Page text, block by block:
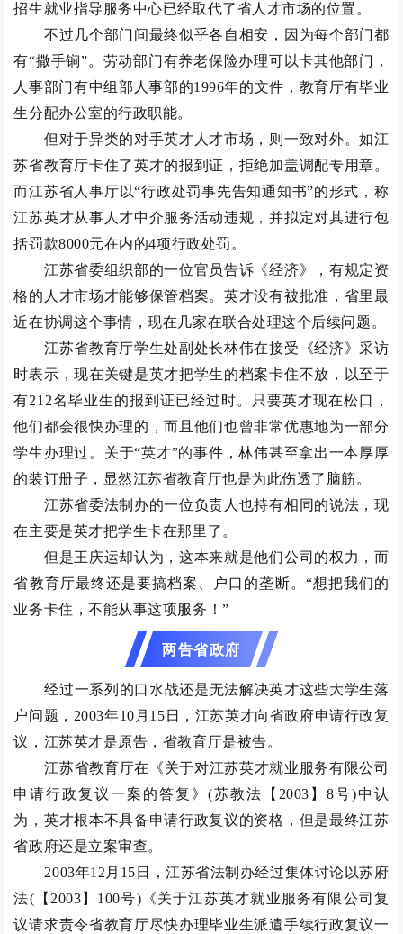
招生就业指导服务中心已经取代了省人才市场的位置。
不过几个部门间最终似乎各自相安，因为每个部门都
有“撒手锏”。劳动部门有养老保险办理可以卡其他部门，
人事部门有中组部人事部的1996年的文件，教育厅有毕业
生分配办公室的行政职能。
但对于异类的对手英才人才市场，则一致对外。如江
苏省教育厅卡住了英才的报到证，拒绝加盖调配专用章。
而江苏省人事厅以“行政处罚事先告知通知书”的形式，称
江苏英才从事人才中介服务活动违规，并拟定对其进行包
括罚款8000元在内的4项行政处罚。
江苏省委组织部的一位官员告诉《经济》，有规定资
格的人才市场才能够保管档案。英才没有被批准，省里最
近在协调这个事情，现在几家在联合处理这个后续问题。
江苏省教育厅学生处副处长林伟在接受《经济》采访
时表示，现在关键是英才把学生的档案卡住不放，以至于
有212名毕业生的报到证已经过时。只要英才现在松口，
他们都会很快办理的，而且他们也曾非常优惠地为一部分
学生办理过。关于“英才”的事件，林伟甚至拿出一本厚厚
的装订册子，显然江苏省教育厅也是为此伤透了脑筋。
江苏省委法制办的一位负责人也持有相同的说法，现
在主要是英才把学生卡在那里了。
但是王庆运却认为，这本来就是他们公司的权力，而
省教育厅最终还是要搞档案、户口的垄断。“想把我们的
业务卡住，不能从事这项服务！”
两告省政府
经过一系列的口水战还是无法解决英才这些大学生落
户问题，2003年10月15日，江苏英才向省政府申请行政复
议，江苏英才是原告，省教育厅是被告。
江苏省教育厅在《关于对江苏英才就业服务有限公司
申请行政复议一案的答复》(苏教法【2003】8号)中认
为，英才根本不具备申请行政复议的资格，但是最终江苏
省政府还是立案审查。
2003年12月15日，江苏省法制办经过集体讨论以苏府
法(【2003】100号)《关于江苏英才就业服务有限公司复
议请求责令省教育厅尽快办理毕业生派遣手续行政复议一